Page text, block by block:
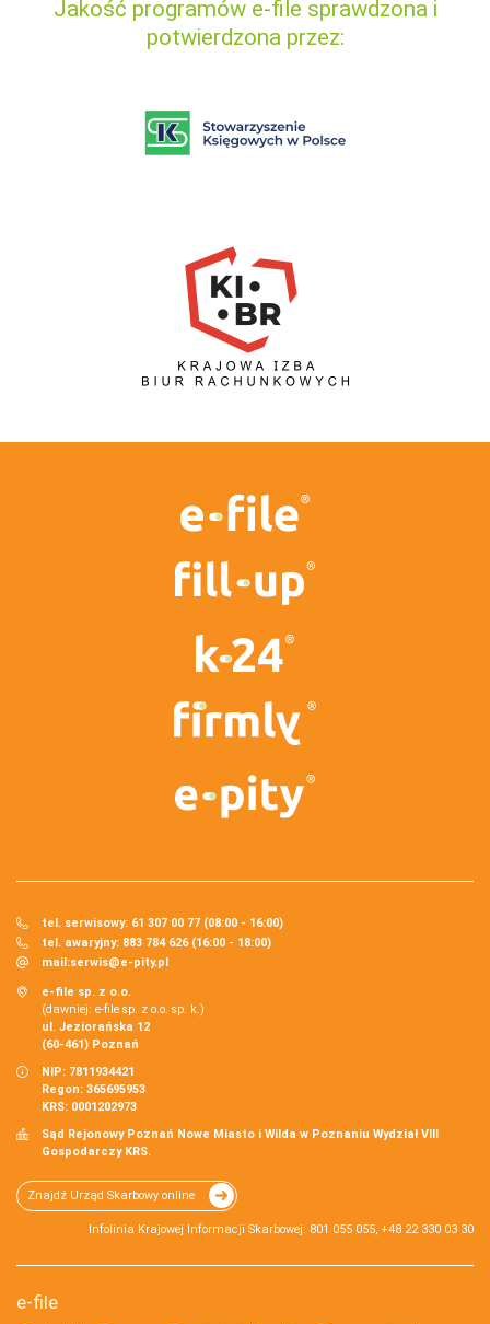
Jakość programów e-file sprawdzona i
potwierdzona przez:
tel. serwisowy: 61 307 00 77 (08:00 - 16:00)
tel. awaryjny: 883 784 626 (16:00 - 18:00)
mail:serwis@e-pity.pl
e-file sp. z o.o.
(dawniej: e-file sp. z o.o. sp. k.)
ul. Jeziorańska 12
(60-461) Poznań
NIP: 7811934421
Regon: 365695953
KRS: 0001202973
Sąd Rejonowy Poznań Nowe Miasto i Wilda w Poznaniu Wydział VIII
Gospodarczy KRS.
Znajdź Urząd Skarbowy online
Infolinia Krajowej Informacji Skarbowej: 801 055 055, +48 22 330 03 30
e-file